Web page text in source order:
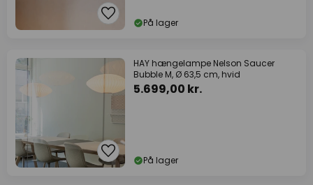
På lager
HAY hængelampe Nelson Saucer
Bubble M, Ø 63,5 cm, hvid
5.699,00 kr.
På lager